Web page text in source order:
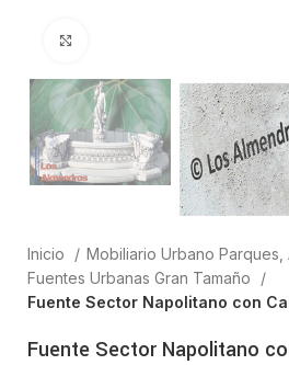
Inicio
Mobiliario Urbano Parques,
Fuentes Urbanas Gran Tamaño
Fuente Sector Napolitano con
Fuente Sector Napolitano